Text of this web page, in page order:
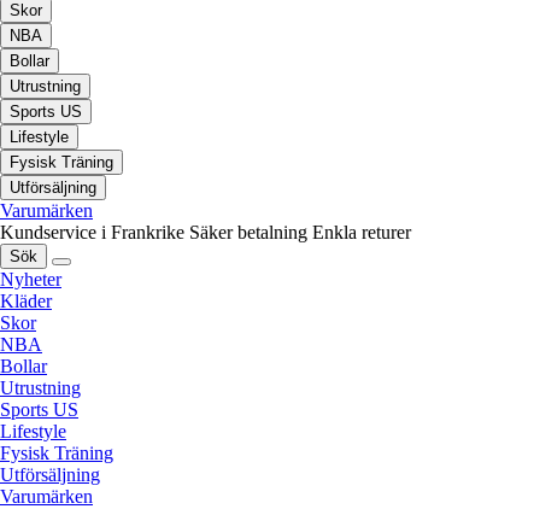
Skor
NBA
Bollar
Utrustning
Sports US
Lifestyle
Fysisk Träning
Utförsäljning
Varumärken
Kundservice i Frankrike Säker betalning Enkla returer
Sök
Nyheter
Kläder
Skor
NBA
Bollar
Utrustning
Sports US
Lifestyle
Fysisk Träning
Utförsäljning
Varumärken